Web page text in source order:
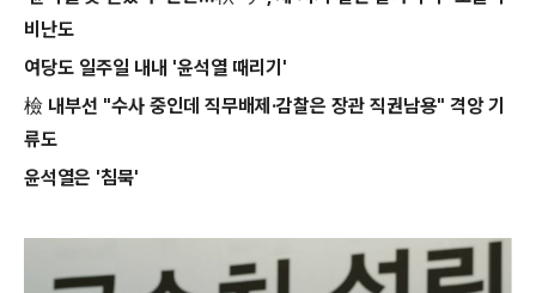
비난도
여당도 일주일 내내 '윤석열 때리기'
檢 내부선 "수사 중인데 직무배제·감찰은 장관 직권남용" 격앙 기
류도
윤석열은 '침묵'